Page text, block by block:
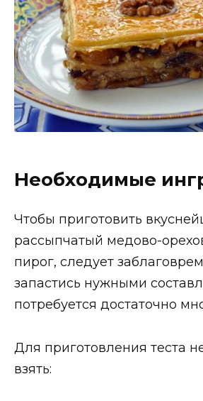
Необходимые
Чтобы приготовить
рассыпчатый медово-
пирог, следует
запастись нужными
потребуется достаточно
Для приготовления теста
взять: